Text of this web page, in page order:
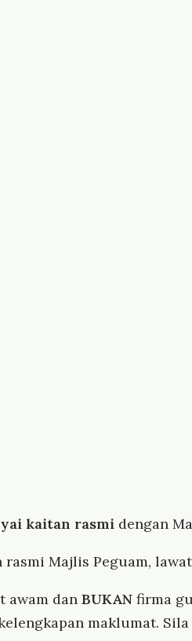
kaitan rasmi dengan
Majlis Peguam,
awam dan BUKAN firma
maklumat.